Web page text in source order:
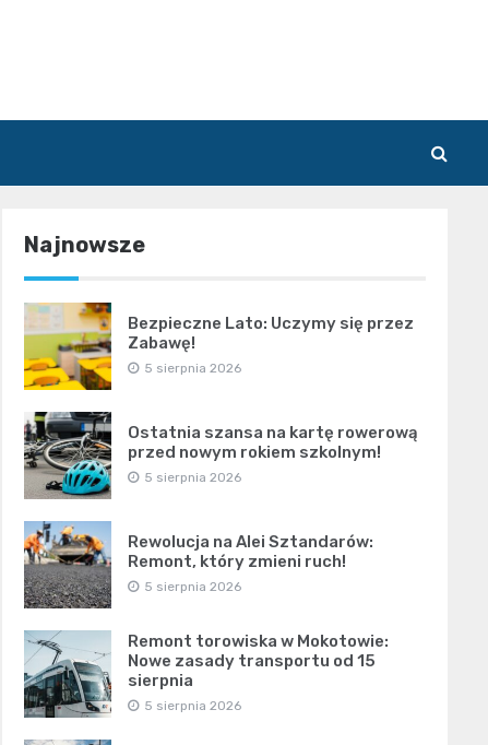
Najnowsze
Bezpieczne Lato: Uczymy się przez
Zabawę!
5 sierpnia 2026
Ostatnia szansa na kartę rowerową
przed nowym rokiem szkolnym!
5 sierpnia 2026
Rewolucja na Alei Sztandarów:
Remont, który zmieni ruch!
5 sierpnia 2026
Remont torowiska w Mokotowie:
Nowe zasady transportu od 15
sierpnia
5 sierpnia 2026